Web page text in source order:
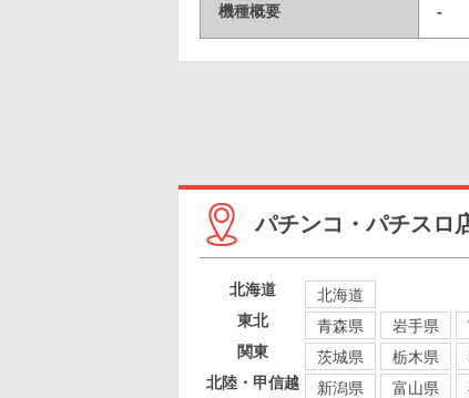
機種概要 -
パチンコ・パチスロ
北海道
北海道
東北
青森県 岩手県
関東
茨城県 栃木県
北陸・甲信越
新潟県 富山県